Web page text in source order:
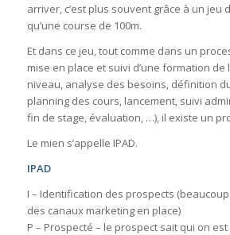
arriver, c’est plus souvent grâce à un jeu
qu’une course de 100m.
Et dans ce jeu, tout comme dans un
mise en place et suivi d’une formation de
niveau, analyse des besoins, définition
planning des cours, lancement, suivi
fin de stage, évaluation, …), il existe un
Le mien s’appelle IPAD.
IPAD
I – Identification des prospects
des canaux marketing en place)
P – Prospecté – le prospect sait qui on est